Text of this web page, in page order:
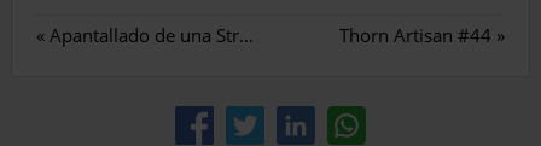
« Apantallado de una Stratocaster Thorn Artisan #44 »